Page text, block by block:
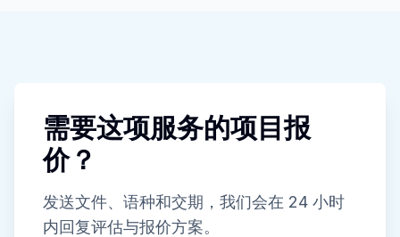
需要这项服务的项目报
价？
发送文件、语种和交期，我们会在 24 小时
内回复评估与报价方案。